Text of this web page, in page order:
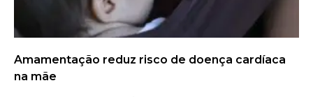
Amamentação reduz risco de doença cardíaca
na mãe